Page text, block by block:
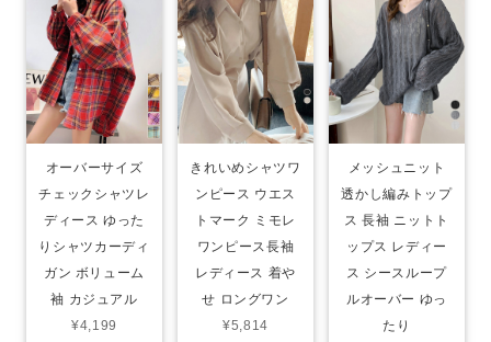
オーバーサイズ
チェックシャツレ
ディース ゆった
りシャツカーディ
ガン ボリューム
袖 カジュアル
¥4,199
きれいめシャツワ
ンピース ウエス
トマーク ミモレ
ワンピース長袖
レディース 着や
せ ロングワン
¥5,814
メッシュニット
透かし編みトップ
ス 長袖 ニットト
ップス レディー
ス シースループ
ルオーバー ゆっ
たり